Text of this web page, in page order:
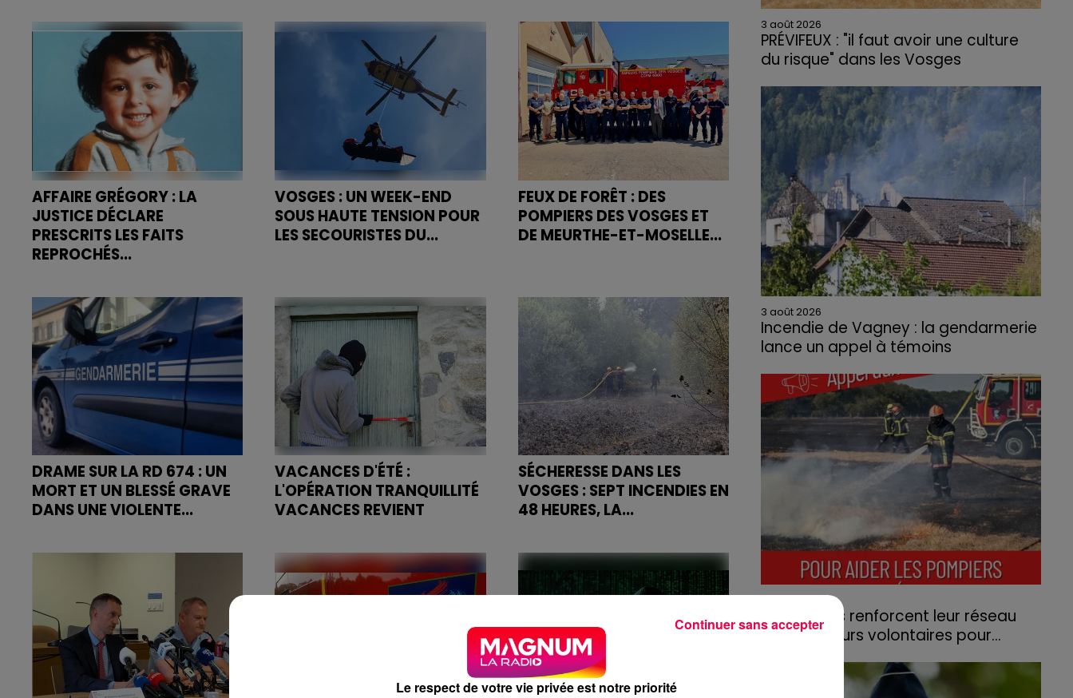
les Vosges ont connu ces
derniers jours une série
d'incendies de végétation, à
Suriauville, Saint-Dié, Bruyères,...
aux normes a été détectée dans
l'eau distribuée par le Syndicat
des eaux de l'Anger, dans l'Ouest
vosgien. Près de 1 100...
lance un appel à témoignages
pour des faits d'agressions
sexuelles qui auraient été
commis à Nancy en 2006.
AFFAIRE GRÉGORY : LA
JUSTICE DÉCLARE
PRESCRITS LES FAITS
REPROCHÉS...
l'une des affaires criminelles les
plus anciennes de France.
VOSGES : UN WEEK-END
SOUS HAUTE TENSION POUR
LES SECOURISTES DU...
particulièrement intense pour le
Peloton de Gendarmerie de
Haute Montagne (PGHM) de
Xonrupt-Longemer.
FEUX DE FORÊT : DES
POMPIERS DES VOSGES ET
DE MEURTHE-ET-MOSELLE...
début de l'été. Et les pompiers
locaux n'arrivent plus à faire face
seuls aux flammes qui...
DRAME SUR LA RD 674 : UN
MORT ET UN BLESSÉ GRAVE
DANS UNE VIOLENTE...
véhicules légers a coûté la vie à
la route départementale...
VACANCES D'ÉTÉ :
L'OPÉRATION TRANQUILLITÉ
VACANCES REVIENT
gendarmerie et la police
nationale rappellent l'existence
d'un dispositif simple et gratuit
SÉCHERESSE DANS LES
VOSGES : SEPT INCENDIES EN
48 HEURES, LA...
seulement, la gendarmerie des
Vosges est intervenue sur sept
incendies et départs de feu,
sécheresse qui...
3 août 2026
PRÉVIFEUX : "il faut avoir une culture
du risque" dans les Vosges
3 août 2026
Incendie de Vagney : la gendarmerie
lance un appel à témoins
au quartier résidentiel, avait détruit deux
habitations et contraint à l'évacuation d'une
centaine de personnes.
31 juillet 2026
Les Vosges renforcent leur réseau
d'agriculteurs volontaires pour...
départs de feu, la Chambre d'agriculture
des Vosges a lancé un appel aux
Le respect de votre vie privée est notre priorité
Continuer sans accepter